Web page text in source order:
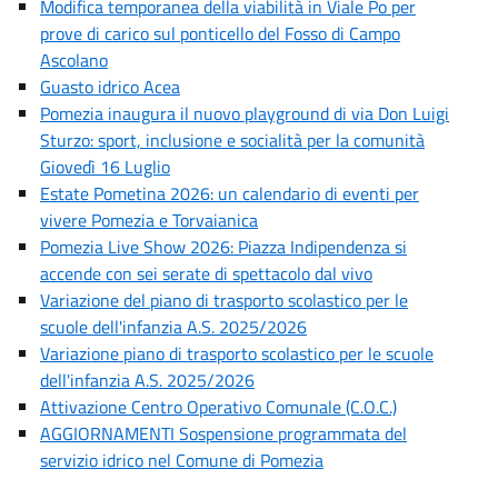
Modifica temporanea della viabilità in Viale Po per
prove di carico sul ponticello del Fosso di Campo
Ascolano
Guasto idrico Acea
Pomezia inaugura il nuovo playground di via Don Luigi
Sturzo: sport, inclusione e socialità per la comunità
Giovedì 16 Luglio
Estate Pometina 2026: un calendario di eventi per
vivere Pomezia e Torvaianica
Pomezia Live Show 2026: Piazza Indipendenza si
accende con sei serate di spettacolo dal vivo
Variazione del piano di trasporto scolastico per le
scuole dell'infanzia A.S. 2025/2026
Variazione piano di trasporto scolastico per le scuole
dell'infanzia A.S. 2025/2026
Attivazione Centro Operativo Comunale (C.O.C.)
AGGIORNAMENTI Sospensione programmata del
servizio idrico nel Comune di Pomezia